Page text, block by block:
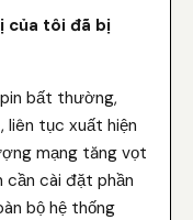
của tôi đã bị
bất thường,
tục xuất hiện
mạng tăng vọt
cần cài đặt phần
bộ hệ thống